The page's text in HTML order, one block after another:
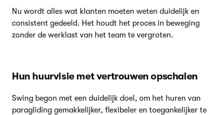
Nu wordt alles wat klanten moeten weten duidelijk en
consistent gedeeld. Het houdt het proces in beweging
zonder de werklast van het team te vergroten.
Hun huurvisie met vertrouwen opschalen
Swing begon met een duidelijk doel, om het huren van
paragliding gemakkelijker, flexibeler en toegankelijker te